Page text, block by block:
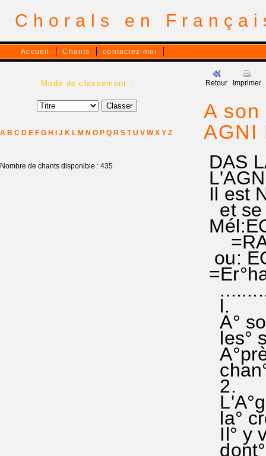
Chorals en
Accueil Chants contactez-moi
Mode de classement :
A B C D E F G H J K L M N O P Q R S T U V W X Y Z
Nombre de chants disponible : 435
Retour Imprimer
A son
AGNI
DAS
Il est
et se
ou:
l.
A°
les°
2.
la°
Il° y